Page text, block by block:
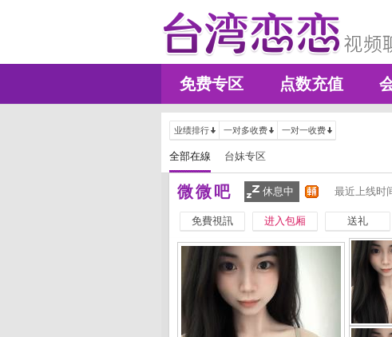
免费专区 点数充值
业绩排行 一对多收费 一对一收费
全部在線 台妹专区
微微吧 休息中 最近上线时
免費視訊 进入包厢 送礼